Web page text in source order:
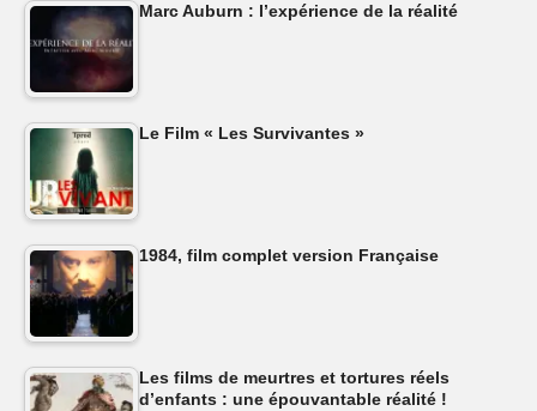
Marc Auburn : l’expérience de la réalité
Le Film « Les Survivantes »
1984, film complet version Française
Les films de meurtres et tortures réels
d’enfants : une épouvantable réalité !